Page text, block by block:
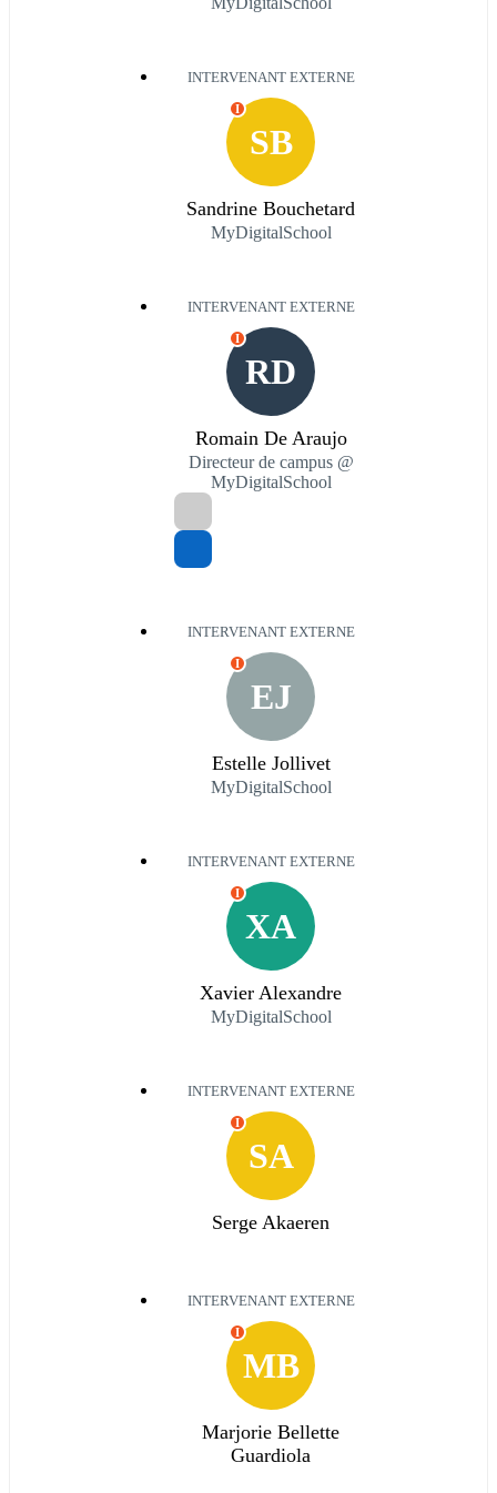
INTERVENANT EXTERNE
SB
I
Sandrine Bouchetard
MyDigitalSchool
INTERVENANT EXTERNE
RD
I
Romain De Araujo
Directeur de campus @
MyDigitalSchool
INTERVENANT EXTERNE
EJ
I
Estelle Jollivet
MyDigitalSchool
INTERVENANT EXTERNE
XA
I
Xavier Alexandre
MyDigitalSchool
INTERVENANT EXTERNE
SA
I
Serge Akaeren
INTERVENANT EXTERNE
MB
I
Marjorie Bellette
Guardiola